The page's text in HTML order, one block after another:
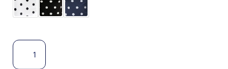
BIVIDI
YADIRA-